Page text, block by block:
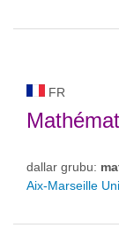
FR
dallar grubu:
Aix-Marseille